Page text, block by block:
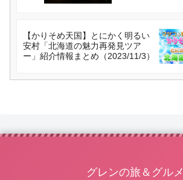
【かりそめ天国】とにかく明るい
安村「北海道の魅力再発見ツア
ー」紹介情報まとめ（2023/11/3）
グレンの旅＆グルメ